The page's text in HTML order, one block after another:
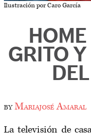
Ilustración por Caro García
GRITO
byMariajosé Amaral
La televisión de